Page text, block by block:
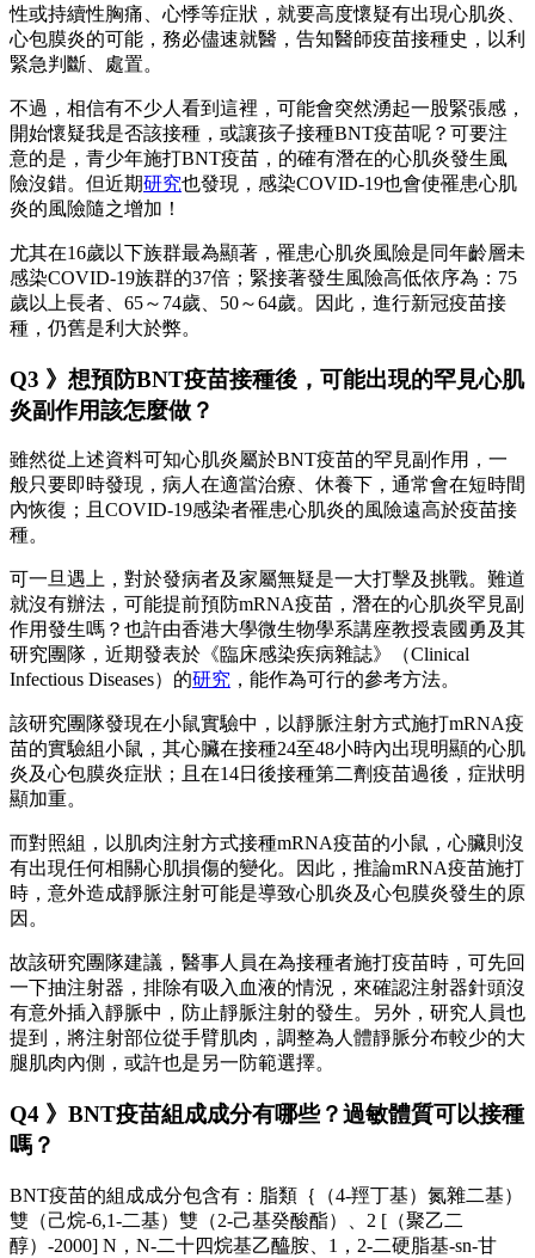
性或持續性胸痛、心悸等症狀，就要高度懷疑有出現心肌炎、
心包膜炎的可能，務必儘速就醫，告知醫師疫苗接種史，以利
緊急判斷、處置。
不過，相信有不少人看到這裡，可能會突然湧起一股緊張感，
開始懷疑我是否該接種，或讓孩子接種BNT疫苗呢？可要注
意的是，青少年施打BNT疫苗，的確有潛在的心肌炎發生風
險沒錯。但近期研究也發現，感染COVID-19也會使罹患心肌
炎的風險隨之增加！
尤其在16歲以下族群最為顯著，罹患心肌炎風險是同年齡層未
感染COVID-19族群的37倍；緊接著發生風險高低依序為：75
歲以上長者、65～74歲、50～64歲。因此，進行新冠疫苗接
種，仍舊是利大於弊。
Q3 》想預防BNT疫苗接種後，可能出現的罕見心肌
炎副作用該怎麼做？
雖然從上述資料可知心肌炎屬於BNT疫苗的罕見副作用，一
般只要即時發現，病人在適當治療、休養下，通常會在短時間
內恢復；且COVID-19感染者罹患心肌炎的風險遠高於疫苗接
種。
可一旦遇上，對於發病者及家屬無疑是一大打擊及挑戰。難道
就沒有辦法，可能提前預防mRNA疫苗，潛在的心肌炎罕見副
作用發生嗎？也許由香港大學微生物學系講座教授袁國勇及其
研究團隊，近期發表於《臨床感染疾病雜誌》（Clinical
Infectious Diseases）的研究 ，能作為可行的參考方法。
該研究團隊發現在小鼠實驗中，以靜脈注射方式施打mRNA疫
苗的實驗組小鼠，其心臟在接種24至48小時內出現明顯的心肌
炎及心包膜炎症狀；且在14日後接種第二劑疫苗過後，症狀明
顯加重。
而對照組，以肌肉注射方式接種mRNA疫苗的小鼠，心臟則沒
有出現任何相關心肌損傷的變化。因此，推論mRNA疫苗施打
時，意外造成靜脈注射可能是導致心肌炎及心包膜炎發生的原
因。
故該研究團隊建議，醫事人員在為接種者施打疫苗時，可先回
一下抽注射器，排除有吸入血液的情況，來確認注射器針頭沒
有意外插入靜脈中，防止靜脈注射的發生。另外，研究人員也
提到，將注射部位從手臂肌肉，調整為人體靜脈分布較少的大
腿肌肉內側，或許也是另一防範選擇。
Q4 》BNT疫苗組成成分有哪些？過敏體質可以接種
嗎？
BNT疫苗的組成成分包含有：脂類｛（4-羥丁基）氮雜二基）
雙（己烷-6,1-二基）雙（2-己基癸酸酯）、2 [（聚乙二
醇）-2000] N，N-二十四烷基乙醯胺、1，2-二硬脂基-sn-甘